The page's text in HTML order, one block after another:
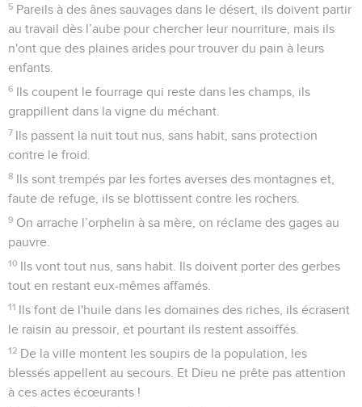
5 Pareils à des ânes sauvages dans le désert, ils doivent partir
au travail dès l’aube pour chercher leur nourriture, mais ils
n'ont que des plaines arides pour trouver du pain à leurs
enfants.
6 Ils coupent le fourrage qui reste dans les champs, ils
grappillent dans la vigne du méchant.
7 Ils passent la nuit tout nus, sans habit, sans protection
contre le froid.
8 Ils sont trempés par les fortes averses des montagnes et,
faute de refuge, ils se blottissent contre les rochers.
9 On arrache l’orphelin à sa mère, on réclame des gages au
pauvre.
10 Ils vont tout nus, sans habit. Ils doivent porter des gerbes
tout en restant eux-mêmes affamés.
11 Ils font de l'huile dans les domaines des riches, ils écrasent
le raisin au pressoir, et pourtant ils restent assoiffés.
12 De la ville montent les soupirs de la population, les
blessés appellent au secours. Et Dieu ne prête pas attention
à ces actes écœurants !